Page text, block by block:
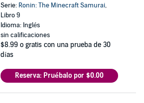
Serie: Ronin: The Minecraft Samurai,
Libro 9
Idioma: Inglés
sin calificaciones
$8.99 o gratis con una prueba de 30
días
Reserva: Pruébalo por $0.00